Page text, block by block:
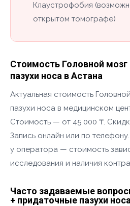
Клаустрофобия
открытом томографе)
Стоимость Головной
пазухи носа в Астана
Актуальная стоимость
пазухи носа в медицинском
Стоимость — от 45 000 ₸.
Запись онлайн или по
у оператора — стоимость
исследования и наличия
Часто задаваемые
+ придаточные пазухи носа